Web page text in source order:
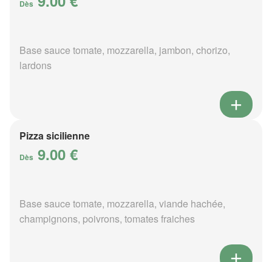
Dès
Base sauce tomate, mozzarella, jambon, chorizo,
lardons
Pizza sicilienne
Dès 9.00 €
Base sauce tomate, mozzarella, viande hachée,
champignons, poivrons, tomates fraiches